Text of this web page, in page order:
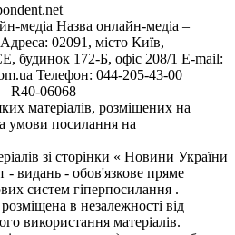
медіа Назва онлайн-медіа –
02091, місто Київ,
172-Б, офіс 208/1 E-mail:
Телефон: 044-205-43-00
– R40-06068
матеріалів, розміщених на
умови посилання на
зі сторінки « Новини України
- видань - обов'язкове пряме
систем гіперпосилання .
в незалежності від
використання матеріалів.